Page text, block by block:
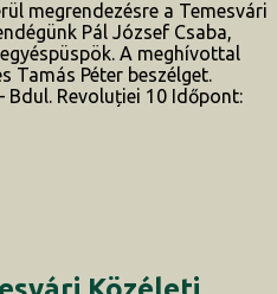
megrendezésre a Temesvári
Pál József Csaba,
A meghívottal
Tamás Péter beszélget.
Bdul. Revoluției 10 Időpont: